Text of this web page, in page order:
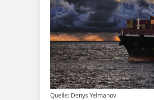
Quelle: Denys Yelmanov